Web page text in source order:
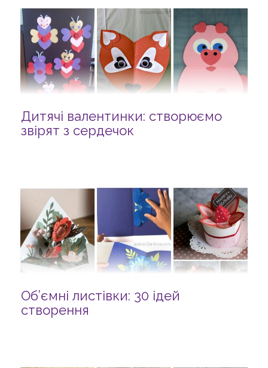
Дитячі валентинки: створюємо
звірят з сердечок
Об’ємні листівки: 30 ідей
створення